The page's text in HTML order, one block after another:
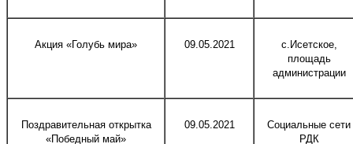
Акция «Голубь мира» 09.05.2021
с.Исетское,
площадь
администрации
Поздравительная открытка
«Победный май»
09.05.2021
Социальные сети
РДК